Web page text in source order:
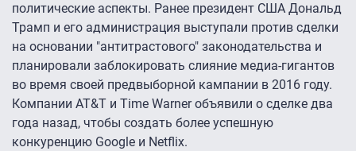
политические аспекты. Ранее президент США Дональд
Трамп и его администрация выступали против сделки
на основании "антитрастового" законодательства и
планировали заблокировать слияние медиа-гигантов
во время своей предвыборной кампании в 2016 году.
Компании AT&T и Time Warner объявили о сделке два
года назад, чтобы создать более успешную
конкуренцию Google и Netflix.